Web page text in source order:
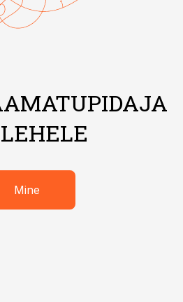
Mine